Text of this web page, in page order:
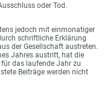
oder Tod.
jedoch mit einmonatiger
schriftliche Erklärung
der Gesellschaft austreten.
Jahres austritt, hat die
das laufende Jahr zu
Beiträge werden nicht